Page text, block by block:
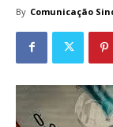
By Comunicação